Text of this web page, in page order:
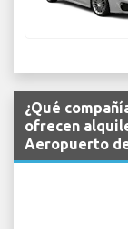
¿Qué
ofrecen
Aeropuerto